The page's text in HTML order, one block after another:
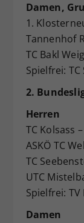
Damen,
1.
Tannenhof
TC Bakl
Spielfrei:
2.
Herren
TC Kolsass
ASKÖ TC
TC
UTC
Spielfrei:
Damen